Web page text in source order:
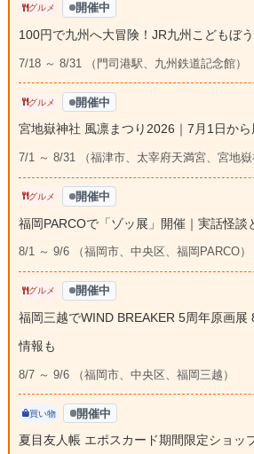
グルメ 開催中
100円で九州へ大冒険！JR九州こどもぼ
7/18 ～ 8/31 （門司港駅、九州鉄道記念館）
グルメ 開催中
宮地嶽神社 風凛まつり2026｜7月1日から
7/1 ～ 8/31 （福津市、太宰府天満宮、宮地嶽
グルメ 開催中
福岡PARCOで「ゾッ展」開催｜実話怪談
8/1 ～ 9/6 （福岡市、中央区、福岡PARCO）
グルメ 開催中
福岡三越でWIND BREAKER 5周年原画展
情報も
8/7 ～ 9/6 （福岡市、中央区、福岡三越）
買い物 開催中
夏目友人帳 エポスカード期間限定ショッ